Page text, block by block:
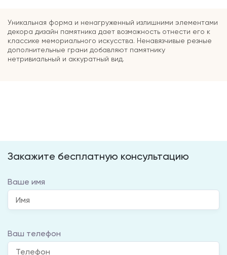
Уникальная форма и ненагруженный излишними элементами
декора дизайн памятника дает возможность отнести его к
классике мемориального искусства. Ненавязчивые резные
дополнительные грани добавляют памятнику
нетривиальный и аккуратный вид.
Закажите бесплатную консультацию
Ваше имя
Ваш телефон